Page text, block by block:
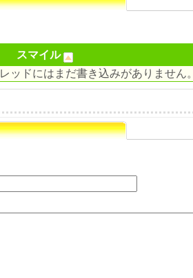
スマイル
ッドにはまだ書き込みがありません。